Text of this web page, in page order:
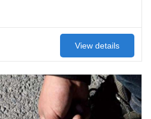
View details